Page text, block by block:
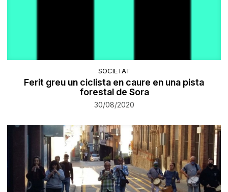
SOCIETAT
Ferit greu un ciclista en caure en una pista
forestal de Sora
30/08/2020